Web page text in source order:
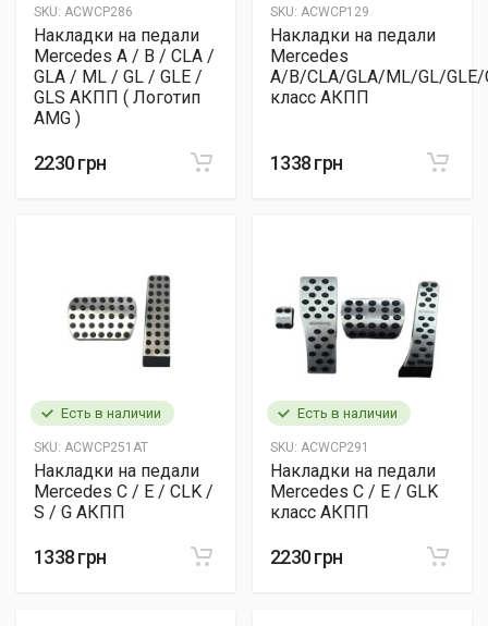
SKU: ACWCP286
Накладки на педали
Mercedes A / B / CLA /
GLA / ML / GL / GLE /
GLS АКПП ( Логотип
AMG )
2230 грн
SKU: ACWCP129
Накладки на педали
Mercedes
A/B/CLA/GLA/ML/GL/GLE/
класс АКПП
1338 грн
Есть в наличии
SKU: ACWCP251AT
Накладки на педали
Mercedes C / E / CLK /
S / G АКПП
1338 грн
Есть в наличии
SKU: ACWCP291
Накладки на педали
Mercedes C / E / GLK
класс АКПП
2230 грн